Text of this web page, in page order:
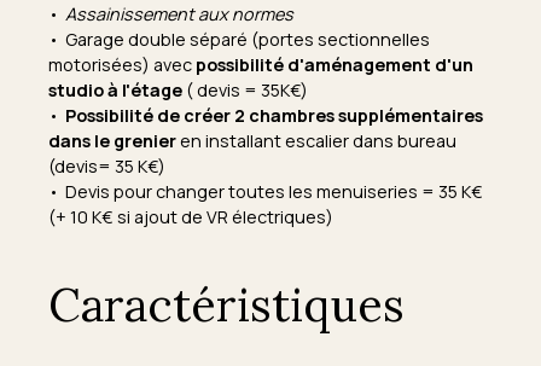
Assainissement aux normes
Garage double séparé (portes sectionnelles
motorisées) avec possibilité d'aménagement d'un
studio à l'étage ( devis = 35K€)
Possibilité de créer 2 chambres supplémentaires
dans le grenieren installant escalier dans bureau
(devis= 35 K€)
Devis pour changer toutes les menuiseries = 35 K€
(+ 10 K€ si ajout de VR électriques)
Caractéristiques